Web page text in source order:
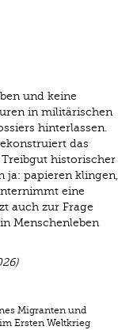
und keine
in militärischen
hinterlassen.
das
Treibgut historischer
ja: papieren klingen,
eine
auch zur Frage
Menschenleben
Migranten und
Ersten Weltkrieg